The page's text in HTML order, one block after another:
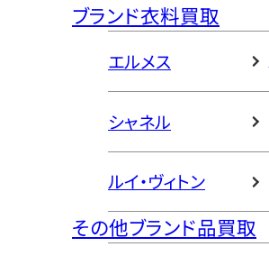
ブランド衣料買取
エルメス
シャネル
ルイ・ヴィトン
その他ブランド品買取